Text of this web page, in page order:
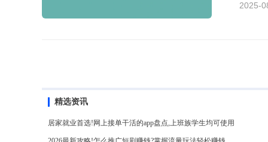
的任务
2025-
精选资讯
居家就业首选!网上接单干活的app盘点,上班族学生均可使用